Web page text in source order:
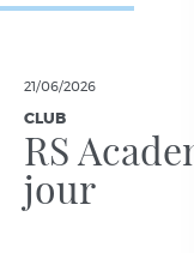
21/06/2026
CLUB
RS
jour